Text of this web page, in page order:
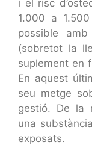
i el risc
1.000 a
possible
(sobretot la
suplement en
En aquest
seu metge
gestió. De la
una
exposats.